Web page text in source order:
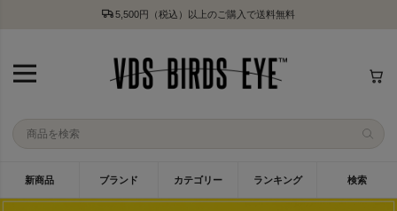
5,500円（税込）以上のご購入で送料無料
新商品 ブランド カテゴリー ランキング 検索